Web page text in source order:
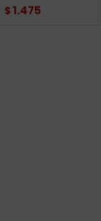
$ 1.475